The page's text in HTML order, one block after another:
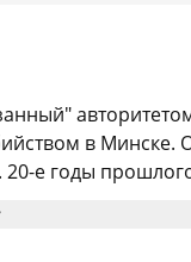
в
е годы